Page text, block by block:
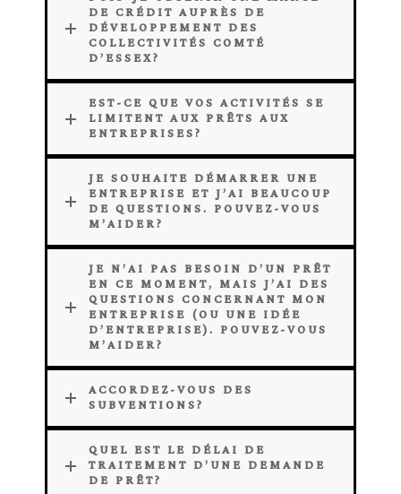
DE CRÉDIT AUPRÈS DE
DÉVELOPPEMENT DES
COLLECTIVITÉS COMTÉ
D’ESSEX?
EST-CE QUE VOS ACTIVITÉS SE
LIMITENT AUX PRÊTS AUX
ENTREPRISES?
JE SOUHAITE DÉMARRER UNE
ENTREPRISE ET J’AI BEAUCOUP
DE QUESTIONS. POUVEZ-VOUS
M’AIDER?
JE N’AI PAS BESOIN D’UN PRÊT
EN CE MOMENT, MAIS J’AI DES
QUESTIONS CONCERNANT MON
ENTREPRISE (OU UNE IDÉE
D’ENTREPRISE). POUVEZ-VOUS
M’AIDER?
ACCORDEZ-VOUS DES
SUBVENTIONS?
QUEL EST LE DÉLAI DE
TRAITEMENT D’UNE DEMANDE
DE PRÊT?